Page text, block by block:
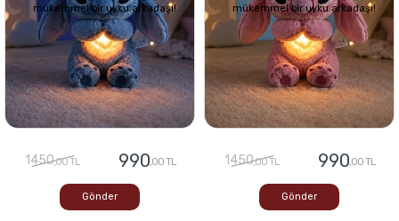
mükemmel bir uyku arkadaşı!
1450,00 TL 990,00 TL
Gönder
mükemmel bir uyku arkadaşı!
1450,00 TL 990,00 TL
Gönder